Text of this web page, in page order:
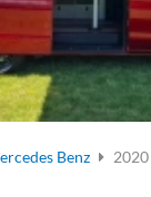
Benz 2020